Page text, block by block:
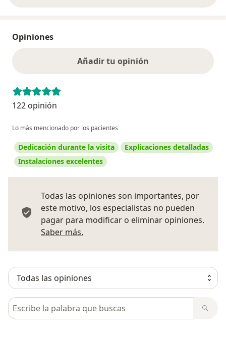
Opiniones
Añadir tu opinión
122 opinión
Lo más mencionado por los pacientes
Dedicación durante la visita
Explicaciones detalladas
Instalaciones excelentes
Todas las opiniones son importantes, por
este motivo, los especialistas no pueden
pagar para modificar o eliminar opiniones.
Saber más.
Busca en opiniones